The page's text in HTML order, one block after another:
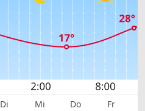
Di Mi Do Fr